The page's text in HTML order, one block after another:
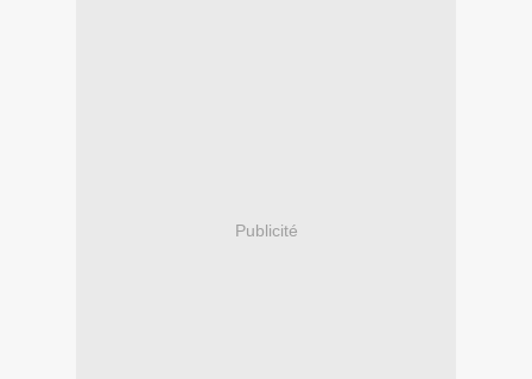
Publicité